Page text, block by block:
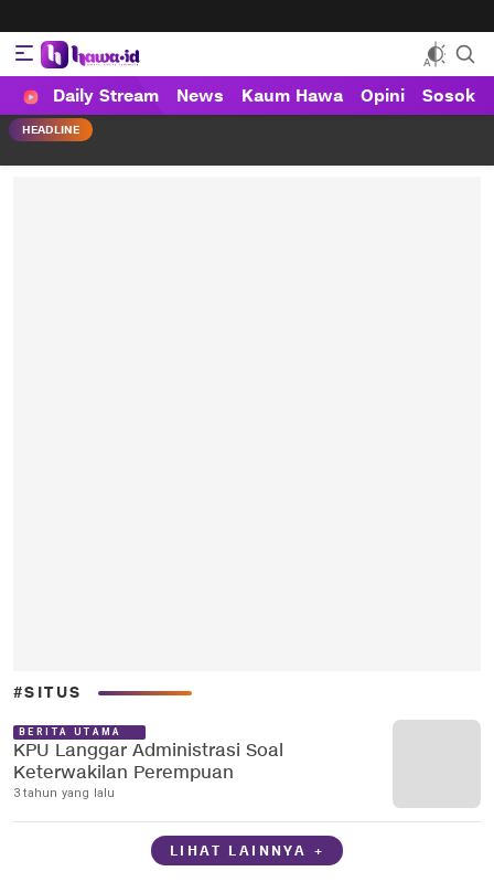
HAWA
Haluan Wanita Indonesia
Daily Stream News Kaum Hawa Opini Sosok
HEADLINE
#SITUS
BERITA UTAMA
KPU Langgar Administrasi Soal
Keterwakilan Perempuan
3 tahun yang lalu
LIHAT LAINNYA +